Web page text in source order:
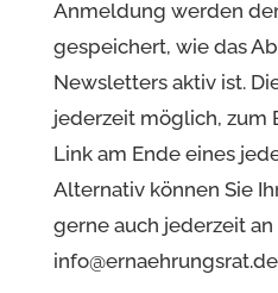
Anmeldung werden
gespeichert, wie das
Newsletters aktiv ist.
jederzeit möglich, zum
Link am Ende eines
Alternativ können Sie
gerne auch jederzeit an